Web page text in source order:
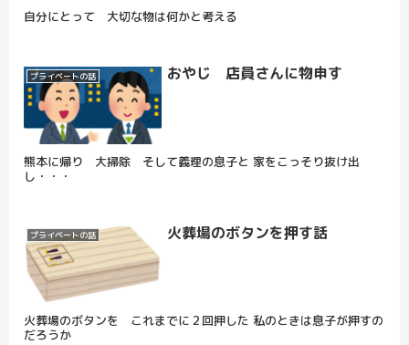
自分にとって 大切な物は何かと考える
プライベートの話 おやじ 店員さんに物申す
熊本に帰り 大掃除 そして義理の息子と 家をこっそり抜け出
し・・・
プライベートの話 火葬場のボタンを押す話
火葬場のボタンを これまでに２回押した 私のときは息子が押すの
だろうか